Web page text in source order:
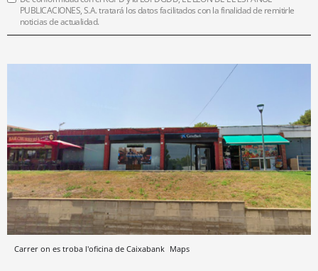
PUBLICACIONES, S.A. tratará los datos facilitados con la finalidad de remitirle
noticias de actualidad.
Carrer on es troba l'oficina de Caixabank Maps